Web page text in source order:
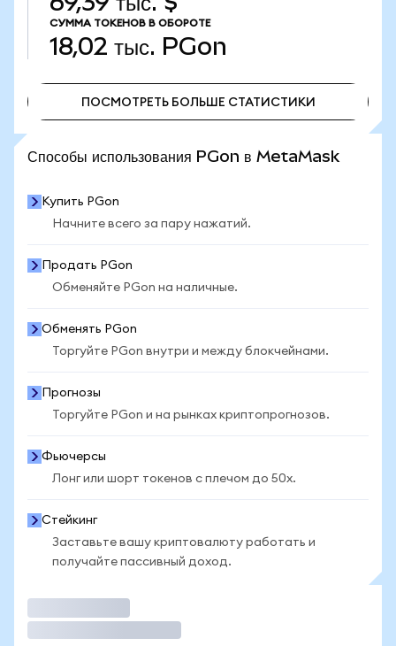
СУММА ТОКЕНОВ В ОБОРОТЕ
18,02 тыс. PGon
ПОСМОТРЕТЬ БОЛЬШЕ СТАТИСТИКИ
Способы использования PGon в MetaMask
Купить PGon
Начните всего за пару нажатий.
Продать PGon
Обменяйте PGon на наличные.
Обменять PGon
Торгуйте PGon внутри и между блокчейнами.
Прогнозы
Торгуйте PGon и на рынках криптопрогнозов.
Фьючерсы
Лонг или шорт токенов с плечом до 50x.
Стейкинг
Заставьте вашу криптовалюту работать и
получайте пассивный доход.